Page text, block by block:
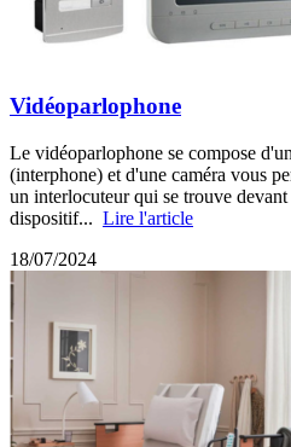
Vidéoparlophone
Le vidéoparlophone se compose
(interphone) et d'une caméra vous
un interlocuteur qui se trouve
dispositif... Lire l'article
18/07/2024